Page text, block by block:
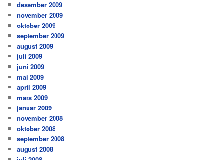
desember 2009
november 2009
oktober 2009
september 2009
august 2009
juli 2009
juni 2009
mai 2009
april 2009
mars 2009
januar 2009
november 2008
oktober 2008
september 2008
august 2008